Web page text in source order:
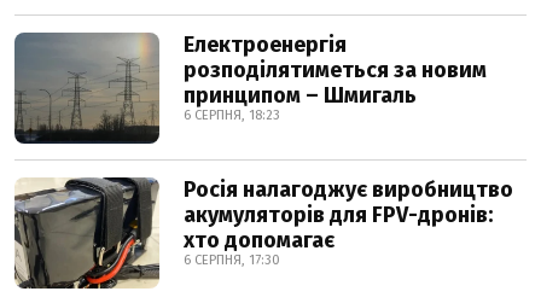
Електроенергія
розподілятиметься за новим
принципом – Шмигаль
6 СЕРПНЯ, 18:23
Росія налагоджує виробництво
акумуляторів для FPV-дронів:
хто допомагає
6 СЕРПНЯ, 17:30